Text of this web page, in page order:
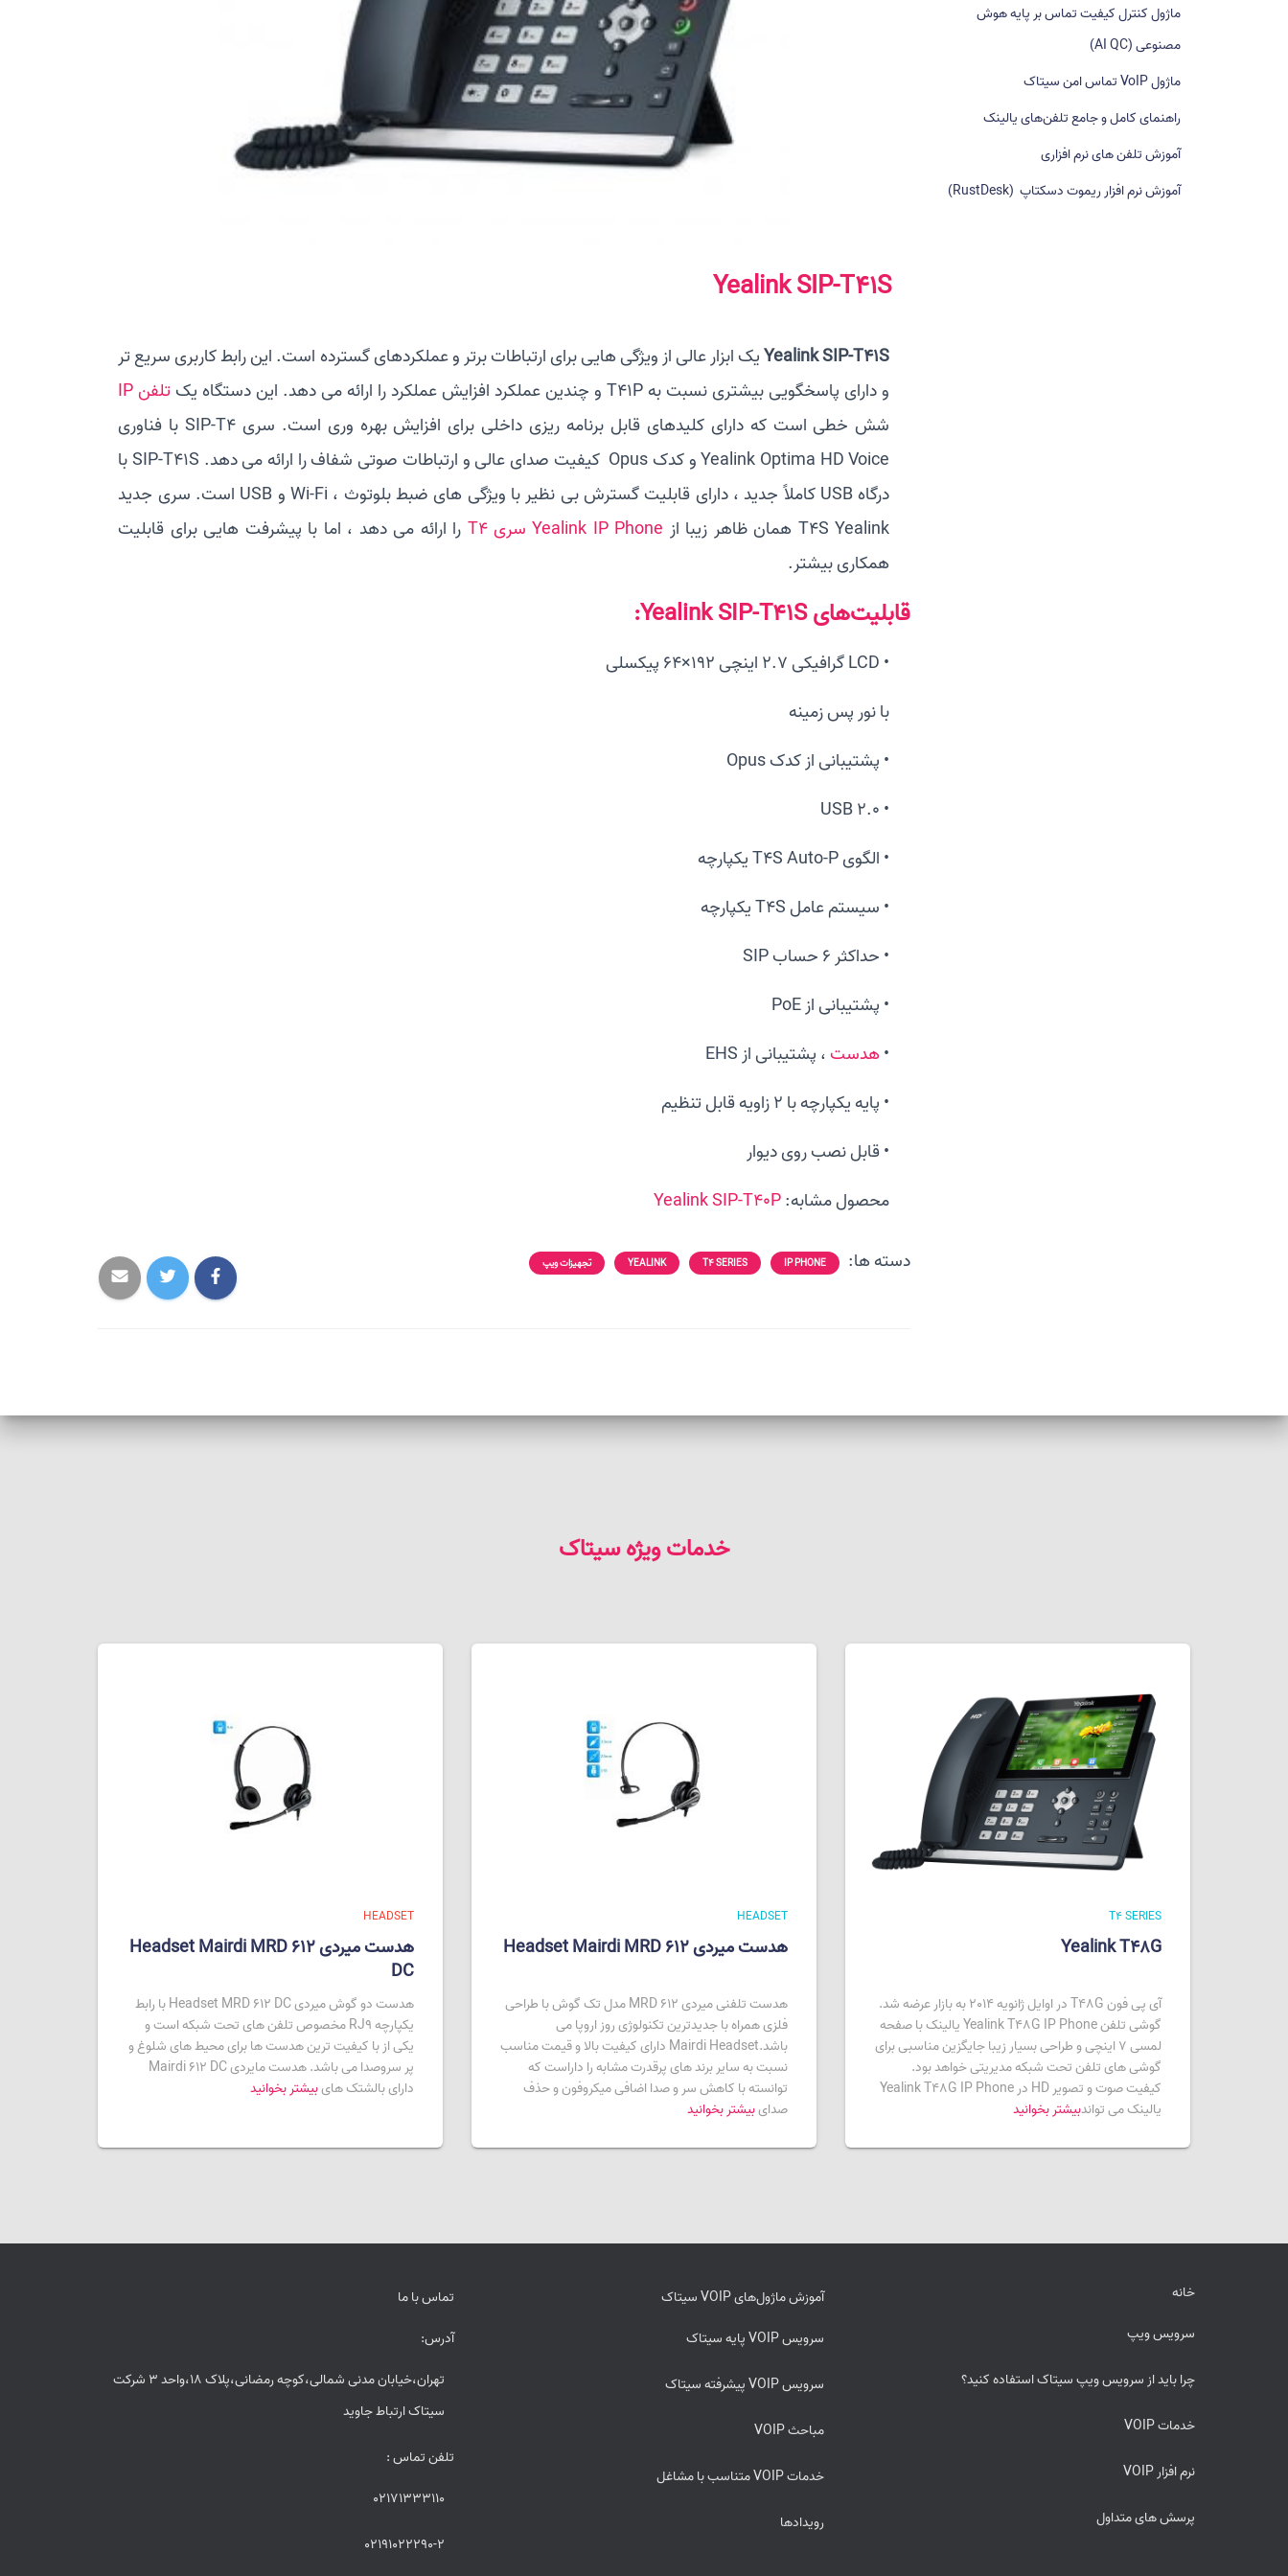
ماژول کنترل کیفیت تماس بر پایه هوش
مصنوعی (AI QC)
ماژول VoIP تماس امن سیتاک
راهنمای کامل و جامع تلفن‌های یالینک
آموزش تلفن های نرم افزاری
آموزش نرم افزار ریموت دسکتاپ (RustDesk)
Yealink SIP-T41S
Yealink SIP-T41Sیک ابزار عالی از ویژگی هایی برای ارتباطات برتر و عملکردهای گسترده است. این رابط کاربری سریع تر
و دارای پاسخگویی بیشتری نسبت به T41P و چندین عملکرد افزایش عملکرد را ارائه می دهد. این دستگاه یک
تلفن IP
شش خطی است که دارای کلیدهای قابل برنامه ریزی داخلی برای افزایش بهره وری است. سری SIP-T4 با فناوری
Yealink Optima HD Voice و کدک Opus کیفیت صدای عالی و ارتباطات صوتی شفاف را ارائه می دهد. SIP-T41S با
درگاه USB کاملاً جدید ، دارای قابلیت گسترش بی نظیر با ویژگی های ضبط بلوتوث ، Wi-Fi و USB است. سری جدید
T4S Yealink همان ظاهر زیبا از
Yealink IP Phone سری T4
را ارائه می دهد ، اما با پیشرفت هایی برای قابلیت
همکاری بیشتر.
قابلیت‌های Yealink SIP-T41S:
• LCD گرافیکی 2.7 اینچی 192×64 پیکسلی
با نور پس زمینه
• پشتیبانی از کدک Opus
• USB 2.0
• الگوی T4S Auto-P یکپارچه
• سیستم عامل T4S یکپارچه
• حداکثر 6 حساب SIP
• پشتیبانی از PoE
• هدست ، پشتیبانی از EHS
• پایه یکپارچه با 2 زاویه قابل تنظیم
• قابل نصب روی دیوار
محصول مشابه: Yealink SIP-T40P
دسته ها: IP PHONE
T4 SERIES
YEALINK تجهیزات ویپ
خدمات ویژه سیتاک
T4 SERIES
Yealink T48G
آی پی فون T48G در اوایل ژانویه 2014 به بازار عرضه شد.
گوشی تلفن Yealink T48G IP Phone یالینک با صفحه
لمسی 7 اینچی و طراحی بسیار زیبا جایگزین مناسبی برای
گوشی های تلفن تحت شبکه مدیریتی خواهد بود.
کیفیت صوت و تصویر HD در Yealink T48G IP Phone
یالینک می تواندبیشتر بخوانید
HEADSET
هدست میردی Headset Mairdi MRD 612
هدست تلفنی میردی MRD 612 مدل تک گوش با طراحی
فلزی همراه با جدیدترین تکنولوژی روز اروپا می
باشد.Mairdi Headset دارای کیفیت بالا و قیمت مناسب
نسبت به سایر برند های پرقدرت مشابه را داراست که
توانسته با کاهش سر و صدا اضافی میکروفون و حذف
صدایبیشتر بخوانید
HEADSET
هدست میردی Headset Mairdi MRD 612
DC
هدست دو گوش میردی Headset MRD 612 DC با رابط
یکپارچه RJ9 مخصوص تلفن های تحت شبکه است و
یکی از با کیفیت ترین هدست ها برای محیط های شلوغ و
پر سروصدا می باشد. هدست مایردی Mairdi 612 DC
دارای بالشتک هایبیشتر بخوانید
خانه
سرویس ویپ
چرا باید از سرویس ویپ سیتاک استفاده کنید؟
خدمات VOIP
نرم افزار VOIP
پرسش های متداول
آموزش ماژول‌های VOIP سیتاک
سرویس VOIP پایه سیتاک
سرویس VOIP پیشرفته سیتاک
مباحث VOIP
خدمات VOIP متناسب با مشاغل
رویدادها
تماس با ما
آدرس:
تهران،خیابان مدنی شمالی،کوچه رمضانی،پلاک 18،واحد 3 شرکت
سیتاک ارتباط جاوید
تلفن تماس :
02171333110
02191022290-2